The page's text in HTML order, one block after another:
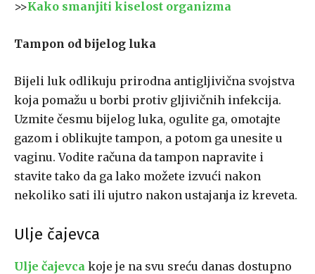
>>Kako smanjiti kiselost organizma
Tampon od bijelog luka
Bijeli luk odlikuju prirodna antigljivična svojstva
koja pomažu u borbi protiv gljivičnih infekcija.
Uzmite česmu bijelog luka, ogulite ga, omotajte
gazom i oblikujte tampon, a potom ga unesite u
vaginu. Vodite računa da tampon napravite i
stavite tako da ga lako možete izvući nakon
nekoliko sati ili ujutro nakon ustajanja iz kreveta.
Ulje čajevca
Ulje čajevca koje je na svu sreću danas dostupno